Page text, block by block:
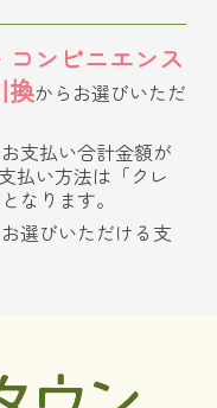
ンビニエンス
換からお選びいただ
支払い合計金額が
払い方法は「クレ
なります。
選びいただける支